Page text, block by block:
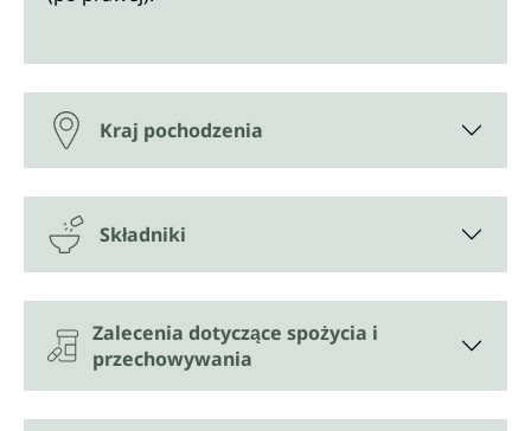
Kraj pochodzenia
Składniki
Zalecenia dotyczące spożycia i
przechowywania